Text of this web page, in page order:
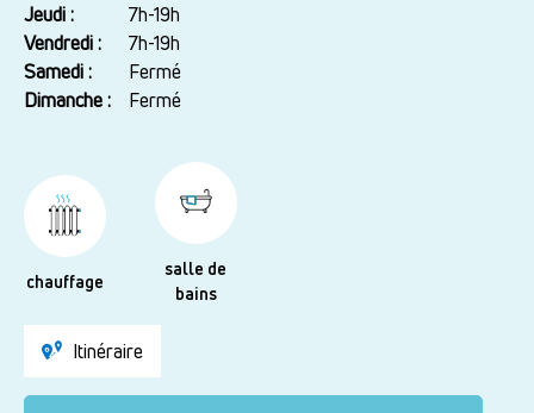
Jeudi :
7h-19h
Vendredi :
7h-19h
Samedi :
Fermé
Dimanche :
Fermé
chauffage
salle de
bains
Itinéraire